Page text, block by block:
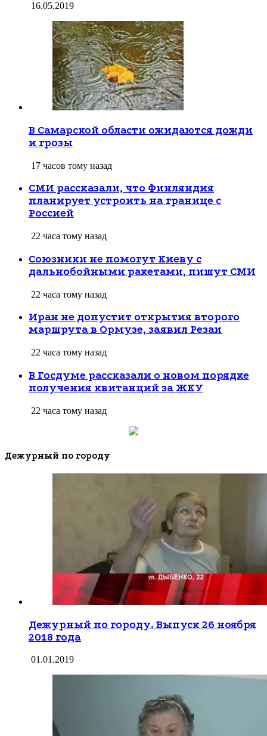
16.05.2019
В Самарской области ожидаются дожди
и грозы
17 часов тому назад
СМИ рассказали, что Финляндия
планирует устроить на границе с
Россией
22 часа тому назад
Союзники не помогут Киеву с
дальнобойными ракетами, пишут СМИ
22 часа тому назад
Иран не допустит открытия второго
маршрута в Ормузе, заявил Резаи
22 часа тому назад
В Госдуме рассказали о новом порядке
получения квитанций за ЖКУ
22 часа тому назад
Дежурный по городу
Дежурный по городу. Выпуск 26 ноября
2018 года
01.01.2019